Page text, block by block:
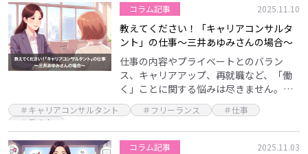
コラム記事 2025.11.10
教えてください！「キャリアコンサルタ
ント」の仕事～三井あゆみさんの場合～
仕事の内容やプライベートとのバラン
ス、キャリアアップ、再就職など、「働
く」ことに関する悩みは尽きません。そ
んな時、より良いキャリアを実現するた
めの助言を相談者に行うのが「キャリア
コンサルタント」の役割…
＃キャリアコンサルタント ＃フリーランス
＃仕事
＃働き方
コラム記事 2025.11.03